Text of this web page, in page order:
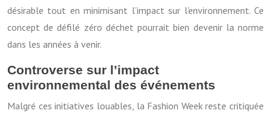
désirable tout en minimisant l’impact sur l’environnement. Ce
concept de défilé zéro déchet pourrait bien devenir la norme
dans les années à venir.
Controverse sur l’impact
environnemental des événements
Malgré ces initiatives louables, la Fashion Week reste critiquée